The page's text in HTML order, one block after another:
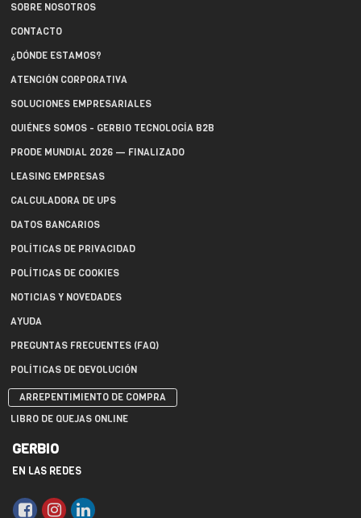
SOBRE NOSOTROS
CONTACTO
¿DÓNDE ESTAMOS?
ATENCIÓN CORPORATIVA
SOLUCIONES EMPRESARIALES
QUIÉNES SOMOS - GERBIO TECNOLOGÍA B2B
PRODE MUNDIAL 2026 — FINALIZADO
LEASING EMPRESAS
CALCULADORA DE UPS
DATOS BANCARIOS
POLÍTICAS DE PRIVACIDAD
POLÍTICAS DE COOKIES
NOTICIAS Y NOVEDADES
AYUDA
PREGUNTAS FRECUENTES (FAQ)
POLÍTICAS DE DEVOLUCIÓN
ARREPENTIMIENTO DE COMPRA
LIBRO DE QUEJAS ONLINE
GERBIO
EN LAS REDES